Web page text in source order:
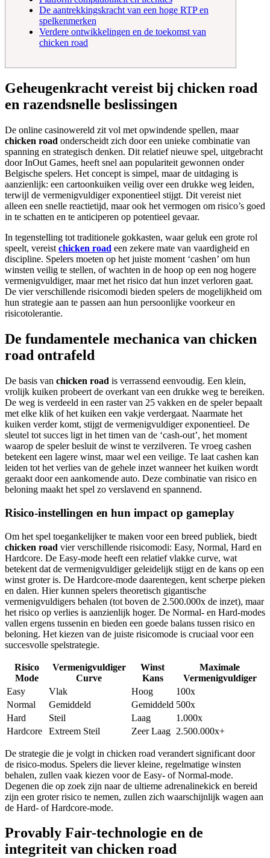
De aantrekkingskracht van een hoge RTP en
spelkenmerken
Verdere ontwikkelingen en de toekomst van
chicken road
Geheugenkracht vereist bij chicken road
en razendsnelle beslissingen
De online casinowereld zit vol met opwindende spellen, maar
chicken road onderscheidt zich door een unieke combinatie van
spanning en strategisch denken. Dit relatief nieuwe spel, uitgebracht
door InOut Games, heeft snel aan populariteit gewonnen onder
Belgische spelers. Het concept is simpel, maar de uitdaging is
aanzienlijk: een cartoonkuiken veilig over een drukke weg leiden,
terwijl de vermenigvuldiger exponentieel stijgt. Dit vereist niet
alleen een snelle reactietijd, maar ook het vermogen om risico’s goed
in te schatten en te anticiperen op potentieel gevaar.
In tegenstelling tot traditionele gokkasten, waar geluk een grote rol
speelt, vereist chicken road een zekere mate van vaardigheid en
discipline. Spelers moeten op het juiste moment ‘cashen’ om hun
winsten veilig te stellen, of wachten in de hoop op een nog hogere
vermenigvuldiger, maar met het risico dat hun inzet verloren gaat.
De vier verschillende risicomodi bieden spelers de mogelijkheid om
hun strategie aan te passen aan hun persoonlijke voorkeur en
risicotolerantie.
De fundamentele mechanica van chicken
road ontrafeld
De basis van chicken road is verrassend eenvoudig. Een klein,
vrolijk kuiken probeert de overkant van een drukke weg te bereiken.
De weg is verdeeld in een raster van 25 vakken en de speler bepaalt
met elke klik of het kuiken een vakje verdergaat. Naarmate het
kuiken verder komt, stijgt de vermenigvuldiger exponentieel. De
sleutel tot succes ligt in het timen van de ‘cash-out’, het moment
waarop de speler besluit de winst te verzilveren. Te vroeg cashen
betekent een lagere winst, maar wel een veilige. Te laat cashen kan
leiden tot het verlies van de gehele inzet wanneer het kuiken wordt
geraakt door een aankomende auto. Deze combinatie van risico en
beloning maakt het spel zo verslavend en spannend.
Risico-instellingen en hun impact op gameplay
Om het spel toegankelijker te maken voor een breed publiek, biedt
chicken road vier verschillende risicomodi: Easy, Normal, Hard en
Hardcore. De Easy-mode heeft een relatief vlakke curve, wat
betekent dat de vermenigvuldiger geleidelijk stijgt en de kans op een
winst groter is. De Hardcore-mode daarentegen, kent scherpe pieken
en dalen. Hier kunnen spelers theoretisch gigantische
vermenigvuldigers behalen (tot boven de 2.500.000x de inzet), maar
het risico op verlies is aanzienlijk hoger. De Normal- en Hard-modes
vallen ergens tussenin en bieden een goede balans tussen risico en
beloning. Het kiezen van de juiste risicomode is cruciaal voor een
succesvolle spelstrategie.
Risico
Mode
Vermenigvuldiger
Curve
Winst
Kans
Maximale
Vermenigvuldiger
Easy
Vlak Hoog
100x
Normal
Gemiddeld Gemiddeld 500x
Hard
Steil Laag
1.000x
Hardcore
Extreem Steil Zeer Laag 2.500.000x+
De strategie die je volgt in chicken road verandert significant door
de risico-modus. Spelers die liever kleine, regelmatige winsten
behalen, zullen vaak kiezen voor de Easy- of Normal-mode.
Degenen die op zoek zijn naar de ultieme adrenalinekick en bereid
zijn een groter risico te nemen, zullen zich waarschijnlijk wagen aan
de Hard- of Hardcore-mode.
Provably Fair-technologie en de
integriteit van chicken road